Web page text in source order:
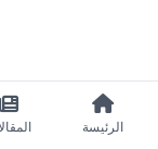
الرئيسة